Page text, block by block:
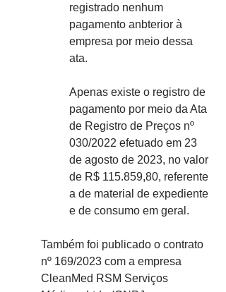
registrado nenhum
pagamento anbterior à
empresa por meio dessa
ata.
Apenas existe o registro de
pagamento por meio da Ata
de Registro de Preços nº
030/2022 efetuado em 23
de agosto de 2023, no valor
de R$ 115.859,80, referente
a de material de expediente
e de consumo em geral.
Também foi publicado o contrato
nº 169/2023 com a empresa
CleanMed RSM Serviços